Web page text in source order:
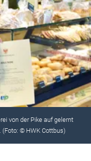
von der Pike auf gelernt
© HWK Cottbus)